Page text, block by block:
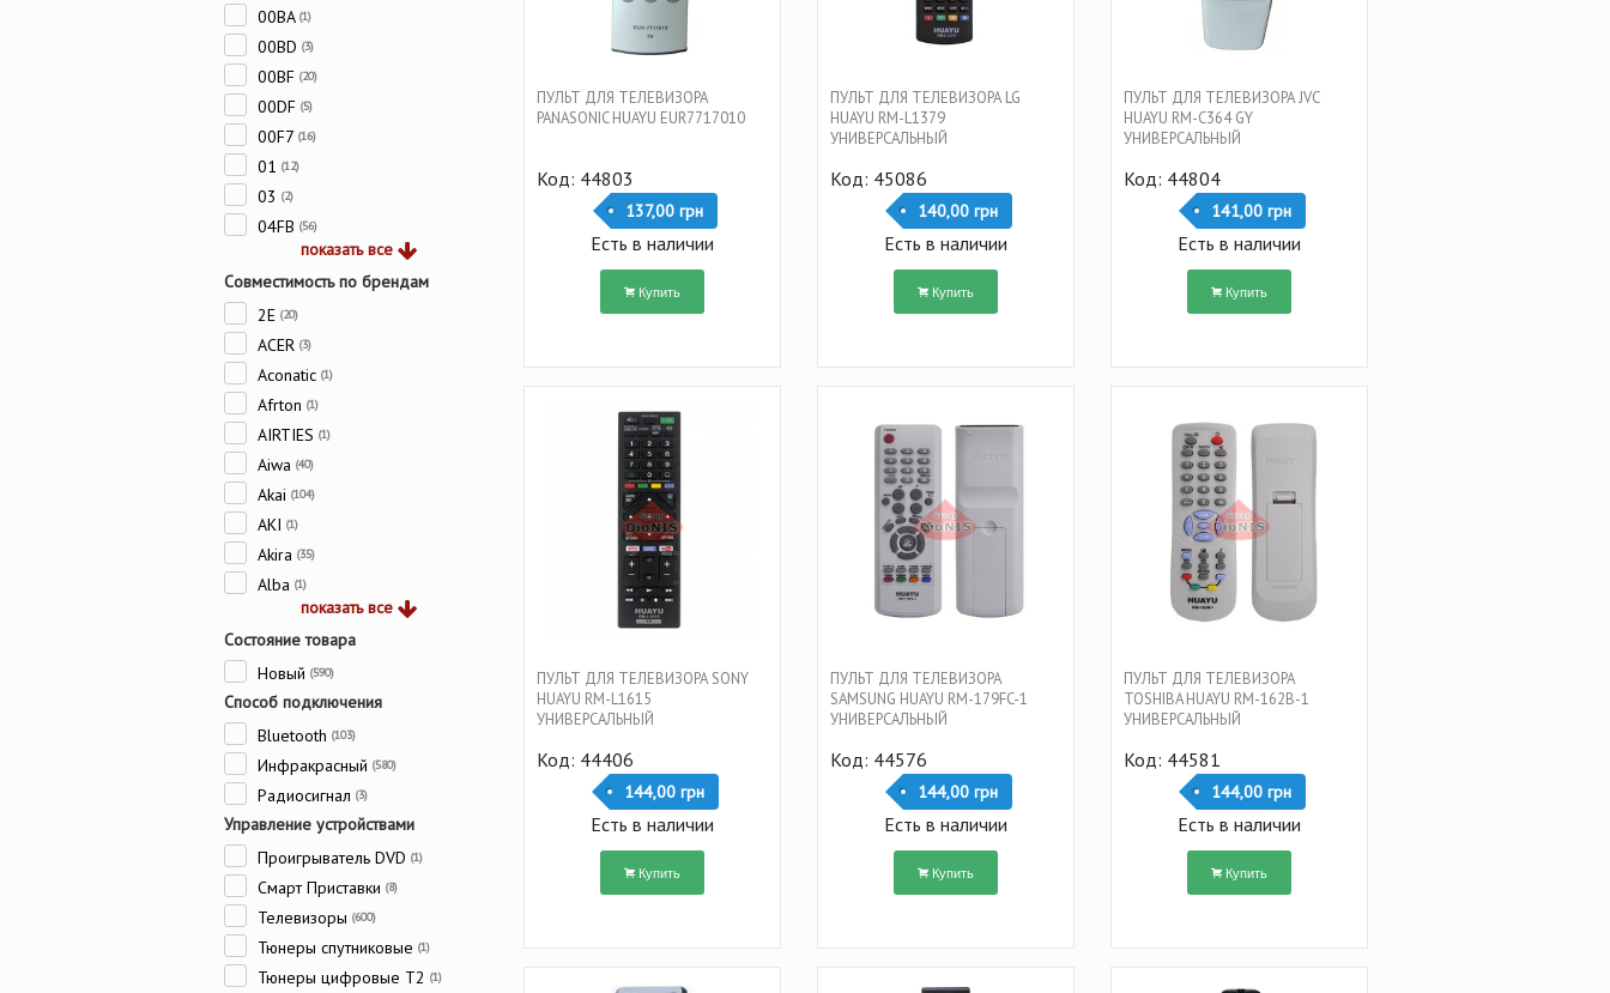
00BA (1)
00BD (3)
00BF (20)
00DF (5)
00F7 (16)
01 (12)
03 (2)
04FB (56)
показать все
Совместимость по брендам
2E (20)
ACER (3)
Aconatic (1)
Afrton (1)
AIRTIES (1)
Aiwa (40)
Akai (104)
AKI (1)
Akira (35)
Alba (1)
показать все
Состояние товара
Новый (590)
Способ подключения
Bluetooth (103)
Инфракрасный (580)
Радиосигнал (3)
Управление устройствами
Проигрыватель DVD (1)
Смарт Приставки (8)
Телевизоры (600)
Тюнеры спутниковые (1)
Тюнеры цифровые Т2 (1)
ПУЛЬТ ДЛЯ ТЕЛЕВИЗОРА
PANASONIC HUAYU EUR7717010
Код: 44803
137,00 грн
Есть в наличии
Купить
ПУЛЬТ ДЛЯ ТЕЛЕВИЗОРА LG
HUAYU RM-L1379
УНИВЕРСАЛЬНЫЙ
Код: 45086
140,00 грн
Есть в наличии
Купить
ПУЛЬТ ДЛЯ ТЕЛЕВИЗОРА JVC
HUAYU RM-C364 GY
УНИВЕРСАЛЬНЫЙ
Код: 44804
141,00 грн
Есть в наличии
Купить
ПУЛЬТ ДЛЯ ТЕЛЕВИЗОРА SONY
HUAYU RM-L1615
УНИВЕРСАЛЬНЫЙ
Код: 44406
144,00 грн
Есть в наличии
Купить
ПУЛЬТ ДЛЯ ТЕЛЕВИЗОРА
SAMSUNG HUAYU RM-179FC-1
УНИВЕРСАЛЬНЫЙ
Код: 44576
144,00 грн
Есть в наличии
Купить
ПУЛЬТ ДЛЯ ТЕЛЕВИЗОРА
TOSHIBA HUAYU RM-162B-1
УНИВЕРСАЛЬНЫЙ
Код: 44581
144,00 грн
Есть в наличии
Купить